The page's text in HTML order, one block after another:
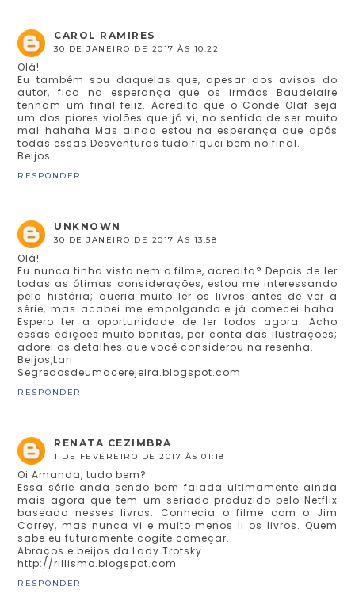
CAROL RAMIRES
30 DE JANEIRO DE 2017 ÀS 10:22
Olá!
Eu também sou daquelas que, apesar dos avisos do
autor, fica na esperança que os irmãos Baudelaire
tenham um final feliz. Acredito que o Conde Olaf seja
um dos piores violões que já vi, no sentido de ser muito
mal hahaha Mas ainda estou na esperança que após
todas essas Desventuras tudo fiquei bem no final.
Beijos.
RESPONDER
UNKNOWN
30 DE JANEIRO DE 2017 ÀS 13:58
Olá!
Eu nunca tinha visto nem o filme, acredita? Depois de ler
todas as ótimas considerações, estou me interessando
pela história; queria muito ler os livros antes de ver a
série, mas acabei me empolgando e já comecei haha.
Espero ter a oportunidade de ler todos agora. Acho
essas edições muito bonitas, por conta das ilustrações;
adorei os detalhes que você considerou na resenha.
Beijos,Lari.
Segredosdeumacerejeira.blogspot.com
RESPONDER
RENATA CEZIMBRA
1 DE FEVEREIRO DE 2017 ÀS 01:18
Oi Amanda, tudo bem?
Essa série anda sendo bem falada ultimamente ainda
mais agora que tem um seriado produzido pelo Netflix
baseado nesses livros. Conhecia o filme com o Jim
Carrey, mas nunca vi e muito menos li os livros. Quem
sabe eu futuramente cogite começar.
Abraços e beijos da Lady Trotsky...
http://rillismo.blogspot.com
RESPONDER